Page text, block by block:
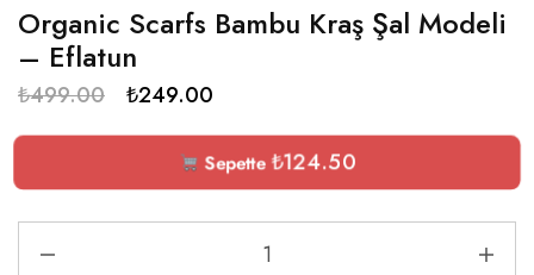
Organic Scarfs Bambu Kraş Şal Modeli
– Eflatun
₺499.00 ₺249.00
Sepette ₺124.50